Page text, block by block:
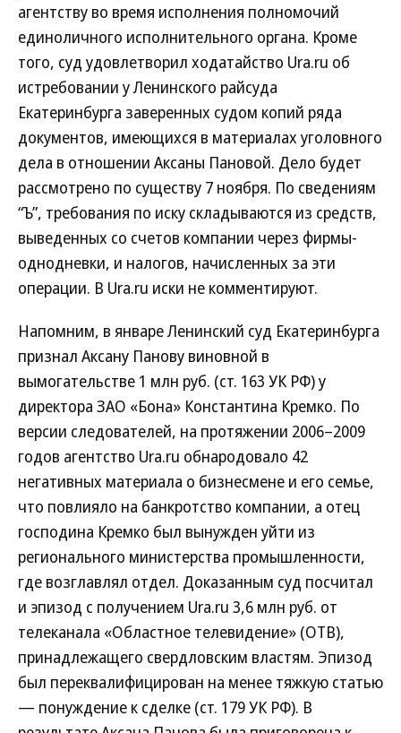
агентству во время исполнения полномочий
единоличного исполнительного органа. Кроме
того, суд удовлетворил ходатайство Ura.ru об
истребовании у Ленинского райсуда
Екатеринбурга заверенных судом копий ряда
документов, имеющихся в материалах уголовного
дела в отношении Аксаны Пановой. Дело будет
рассмотрено по существу 7 ноября. По сведениям
“Ъ”, требования по иску складываются из средств,
выведенных со счетов компании через фирмы-
однодневки, и налогов, начисленных за эти
операции. В Ura.ru иски не комментируют.
Напомним, в январе Ленинский суд Екатеринбурга
признал Аксану Панову виновной в
вымогательстве 1 млн руб. (ст. 163 УК РФ) у
директора ЗАО «Бона» Константина Кремко. По
версии следователей, на протяжении 2006–2009
годов агентство Ura.ru обнародовало 42
негативных материала о бизнесмене и его семье,
что повлияло на банкротство компании, а отец
господина Кремко был вынужден уйти из
регионального министерства промышленности,
где возглавлял отдел. Доказанным суд посчитал
и эпизод с получением Ura.ru 3,6 млн руб. от
телеканала «Областное телевидение» (ОТВ),
принадлежащего свердловским властям. Эпизод
был переквалифицирован на менее тяжкую статью
— понуждение к сделке (ст. 179 УК РФ). В